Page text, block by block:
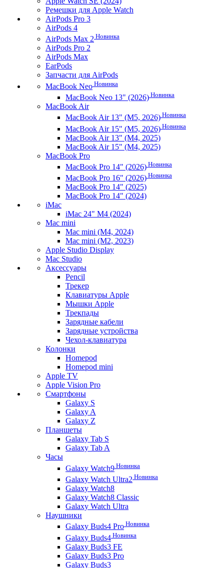
Ремешки для Apple Watch
AirPods Pro 3
AirPods 4
AirPods Max 2 Новинка
AirPods Pro 2
AirPods Max
EarPods
Запчасти для AirPods
MacBook Neo Новинка
MacBook Neo 13" (2026) Новинка
MacBook Air
MacBook Air 13" (M5, 2026) Новинка
MacBook Air 15" (M5, 2026) Новинка
MacBook Air 13" (M4, 2025)
MacBook Air 15" (M4, 2025)
MacBook Pro
MacBook Pro 14" (2026) Новинка
MacBook Pro 16" (2026) Новинка
MacBook Pro 14" (2025)
MacBook Pro 14" (2024)
iMac
iMac 24" M4 (2024)
Mac mini
Mac mini (M4, 2024)
Mac mini (M2, 2023)
Apple Studio Display
Mac Studio
Аксессуары
Pencil
Трекер
Клавиатуры Apple
Мышки Apple
Трекпады
Зарядные кабели
Зарядные устройства
Чехол-клавиатура
Колонки
Homepod
Homepod mini
Apple TV
Apple Vision Pro
Смартфоны
Galaxy S
Galaxy A
Galaxy Z
Планшеты
Galaxy Tab S
Galaxy Tab A
Часы
Galaxy Watch9 Новинка
Galaxy Watch Ultra2 Новинка
Galaxy Watch8
Galaxy Watch8 Classic
Galaxy Watch Ultra
Наушники
Galaxy Buds4 Pro Новинка
Galaxy Buds4 Новинка
Galaxy Buds3 FE
Galaxy Buds3 Pro
Galaxy Buds3